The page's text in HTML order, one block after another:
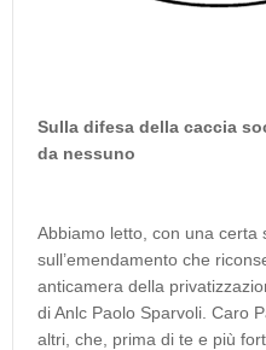
Sulla difesa della caccia
da nessuno
Abbiamo letto, con una certa
sull’emendamento che
anticamera della
di Anlc Paolo Sparvoli. Caro
altri, che, prima di te e più